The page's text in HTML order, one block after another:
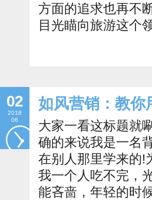
方面的追求也再不
目光瞄向旅游这个
02
2018
06
如风营销：教你
大家一看这标题就
确的来说我是一名
在别人那里学来的!
我一个人吃不完，
能吝啬，年轻的时